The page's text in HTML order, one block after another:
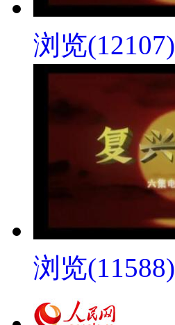
浏览(12107)
浏览(11588)